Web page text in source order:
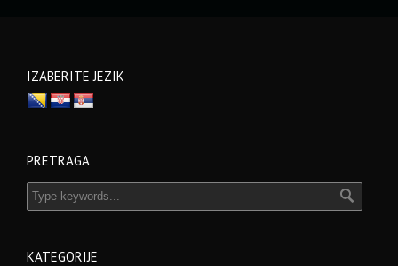
IZABERITE JEZIK
PRETRAGA
KATEGORIJE